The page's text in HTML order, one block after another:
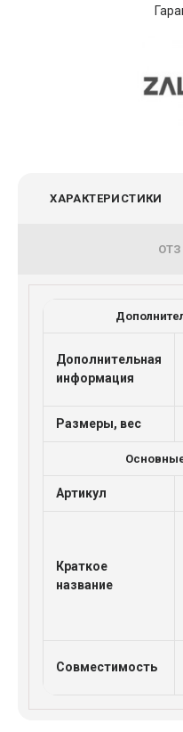
ХАРАКТЕРИСТИКИ
Дополнительная
информация
Размеры, вес
Артикул
Краткое
название
Совместимость